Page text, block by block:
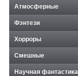
Атмосферные
Фэнтези
Хорроры
Смешные
Научная фантастика